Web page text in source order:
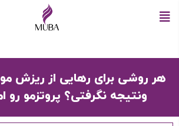
هر روشی برای رهایی از ریزش مو
ونتیجه نگرفتی؟ پروتزمو رو